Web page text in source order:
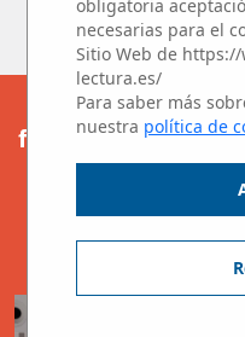
Muchas
Os
finalistas del
¡Enhorabuena
obligatoria
necesarias para el
Sitio Web de
lectura.es/
Para saber más
nuestra política de